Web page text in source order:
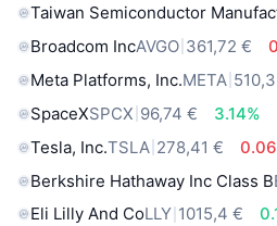
Taiwan Semiconductor
Broadcom IncAVGO 361,72 €
Meta Platforms, Inc.META
SpaceXSPCX 96,74 €
3.14%
Tesla, Inc.TSLA 278,41 €
Berkshire Hathaway Inc Class B
Eli Lilly And CoLLY 1015,4 €